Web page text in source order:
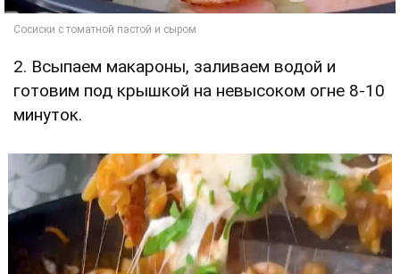
2. Всыпаем макароны, заливаем водой и
готовим под крышкой на невысоком огне 8-10
минуток.